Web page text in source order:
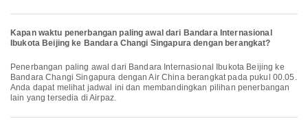
Kapan waktu penerbangan paling awal dari Bandara Internasional
Ibukota Beijing ke Bandara Changi Singapura dengan berangkat?
Penerbangan paling awal dari Bandara Internasional Ibukota Beijing ke
Bandara Changi Singapura dengan Air China berangkat pada pukul 00.05.
Anda dapat melihat jadwal ini dan membandingkan pilihan penerbangan
lain yang tersedia di Airpaz.